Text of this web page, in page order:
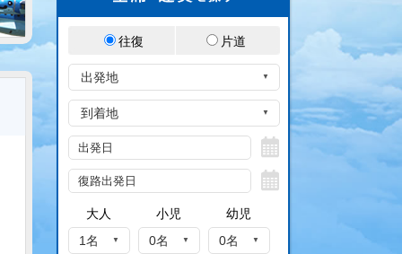
往復 片道
大人 小児
幼児
1名
0名 0名